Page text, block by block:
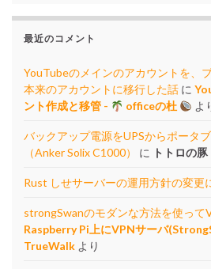
最近のコメント
YouTubeのメインのアカウントを、
本来のアカウントに移行した話 に
ント作成と移管 -
officeの杜 よ
バックアップ電源をUPSからポータ
（Anker Solix C1000）
に トトロの豚
Rust しせサーバーの運用方針の変更
strongSwanのモダンな方法を使って
Raspberry Pi上にVPNサーバ
TrueWalk より